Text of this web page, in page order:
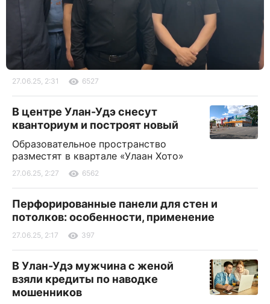
27.06.25, 2:31 6527
В центре Улан-Удэ снесут
кванториум и построят новый
Образовательное пространство
разместят в квартале «Улаан Хото»
27.06.25, 2:27 6562
Перфорированные панели для стен и
потолков: особенности, применение
27.06.25, 2:17 397
В Улан-Удэ мужчина с женой
взяли кредиты по наводке
мошенников